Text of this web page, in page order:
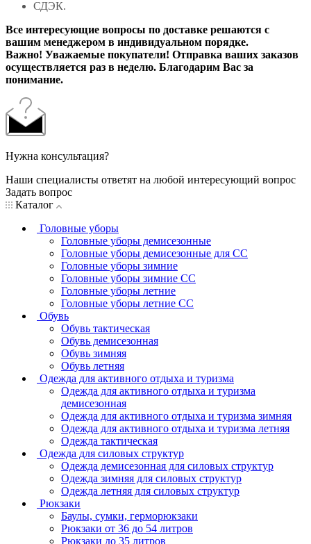
СДЭК.
Все интересующие вопросы по доставке решаются с
вашим менеджером в индивидуальном порядке.
Важно! Уважаемые покупатели! Отправка ваших заказов
осуществляется раз в неделю. Благодарим Вас за
понимание.
Нужна консультация?
Наши специалисты ответят на любой интересующий вопрос
Задать вопрос
Каталог
Головные уборы
Головные уборы демисезонные
Головные уборы демисезонные для СС
Головные уборы зимние
Головные уборы зимние СС
Головные уборы летние
Головные уборы летние СС
Обувь
Обувь тактическая
Обувь демисезонная
Обувь зимняя
Обувь летняя
Одежда для активного отдыха и туризма
Одежда для активного отдыха и туризма
демисезонная
Одежда для активного отдыха и туризма зимняя
Одежда для активного отдыха и туризма летняя
Одежда тактическая
Одежда для силовых структур
Одежда демисезонная для силовых структур
Одежда зимняя для силовых структур
Одежда летняя для силовых структур
Рюкзаки
Баулы, сумки, герморюкзаки
Рюкзаки от 36 до 54 литров
Рюкзаки до 35 литров